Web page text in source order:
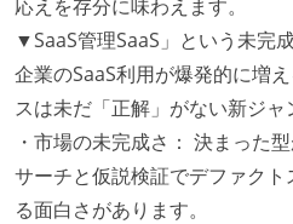
応えを存分に味わえます。
▼SaaS管理SaaS」という未完
企業のSaaS利用が爆発的に増
スは未だ「正解」がない新ジャ
・市場の未完成さ： 決まった
サーチと仮説検証でデファク
る面白さがあります。